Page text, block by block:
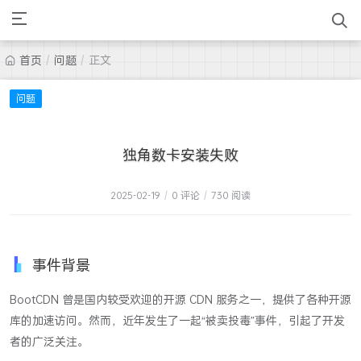
首页 / 问题 / 正文
问题
独角数卡安装失败
2025-02-19 / 0 评论 / 730 阅读
事件背景
BootCDN 曾是国内较受欢迎的开源 CDN 服务之一，提供了各种开源
库的加速访问。然而，近年发生了一起“被卖投毒”事件，引起了开发
者的广泛关注。